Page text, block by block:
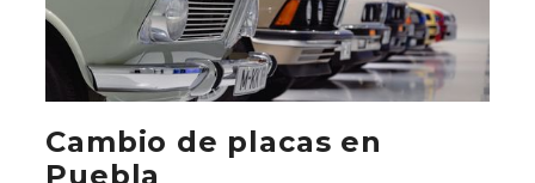
Cambio de placas en
Puebla